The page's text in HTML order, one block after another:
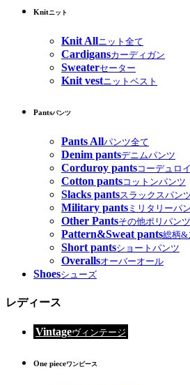
Knitニット
Knit Allニット全て
Cardigansカーディガン
Sweaterセーター
Knit vestニットベスト
Pantsパンツ
Pants Allパンツ全て
Denim pantsデニムパンツ
Corduroy pantsコーデュロ
Cotton pantsコットンパンツ
Slacks pantsスラックスパン
Military pants ミリタリーパ
Other Pantsその他ポリパンツ
Pattern&Sweat pants総柄&
Short pantsショートパンツ
Overallsオーバーオール
Shoesシューズ
レディース
Vintageヴィンテージ
One pieceワンピース